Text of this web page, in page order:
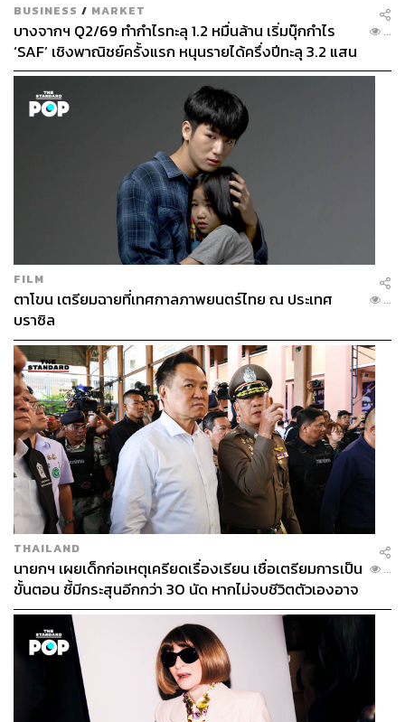
BUSINESS / MARKET
บางจากฯ Q2/69 ทำกำไรทะลุ 1.2 หมื่นล้าน เริ่มบุ๊กกำไร
‘SAF’ เชิงพาณิชย์ครั้งแรก หนุนรายได้ครึ่งปีทะลุ 3.2 แสน
ล้าน
...
FILM
ตาโขน เตรียมฉายที่เทศกาลภาพยนตร์ไทย ณ ประเทศ
บราซิล
...
THAILAND
นายกฯ เผยเด็กก่อเหตุเครียดเรื่องเรียน เชื่อเตรียมการเป็น
ขั้นตอน ชี้มีกระสุนอีกกว่า 30 นัด หากไม่จบชีวิตตัวเองอาจ
สูญเสียเพิ่ม
...